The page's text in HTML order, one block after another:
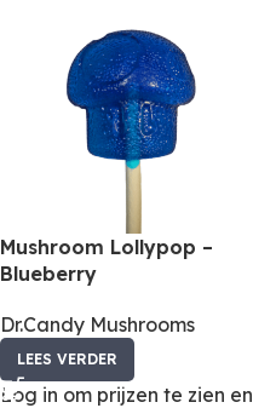
Mushroom Lollypop –
Blueberry
Dr.Candy Mushrooms
LEES VERDER
Log in om prijzen te zien en